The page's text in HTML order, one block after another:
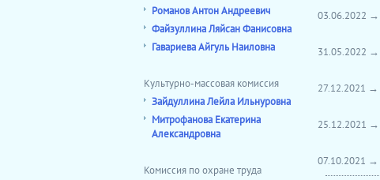
Романов Антон Андреевич
Файзуллина Ляйсан Фанисовна
Гавариева Айгуль Наиловна
Культурно-массовая комиссия
Зайдуллина Лейла Ильнуровна
Митрофанова Екатерина
Александровна
Комиссия по охране труда
03.06.2022 →
31.05.2022 →
27.12.2021 →
25.12.2021 →
07.10.2021 →